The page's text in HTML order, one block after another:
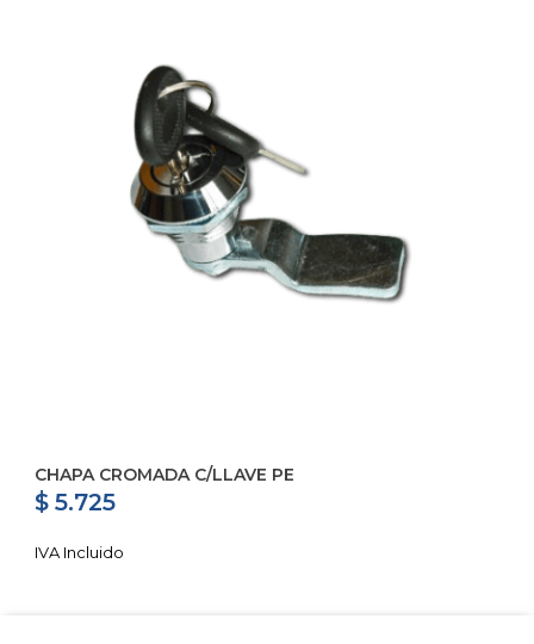
CHAPA CROMADA C/LLAVE PE
$ 5.725